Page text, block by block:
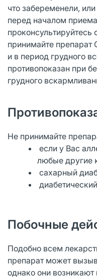
что забеременели,
перед началом
принимайте препарат
и в период грудного
противопоказан при
грудного
Не принимайте
если у Вас
любые другие
сахарный
Побочные
Подобно всем
препарат может
однако они возникают